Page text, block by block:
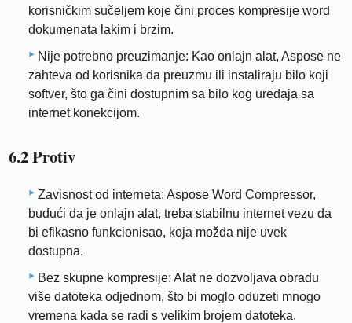
korisničkim sučeljem koje čini proces kompresije word
dokumenata lakim i brzim.
Nije potrebno preuzimanje: Kao onlajn alat, Aspose ne
zahteva od korisnika da preuzmu ili instaliraju bilo koji
softver, što ga čini dostupnim sa bilo kog uređaja sa
internet konekcijom.
6.2 Protiv
Zavisnost od interneta: Aspose Word Compressor,
budući da je onlajn alat, treba stabilnu internet vezu da
bi efikasno funkcionisao, koja možda nije uvek
dostupna.
Bez skupne kompresije: Alat ne dozvoljava obradu
više datoteka odjednom, što bi moglo oduzeti mnogo
vremena kada se radi s velikim brojem datoteka.